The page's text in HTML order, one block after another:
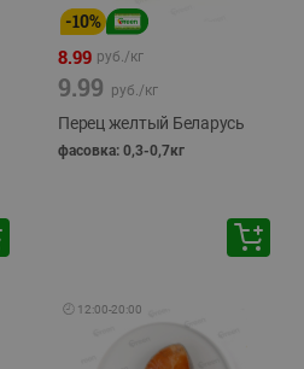
-10%
8.99 руб./кг
9.99 руб./кг
Перец желтый Беларусь
фасовка: 0,3-0,7кг
🕘 12:00-20:00